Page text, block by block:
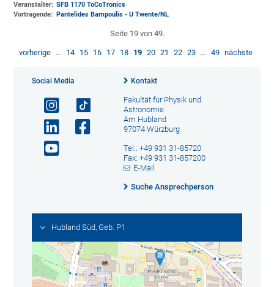
Veranstalter: SFB 1170 ToCoTronics
Vortragende:
Pantelides Bampoulis - U Twente/NL
Seite 19 von 49.
vorherige … 14 15 16 17 18 19 20 21 22 23 … 49 nächste
Social Media Kontakt
Fakultät für Physik und
Astronomie
Am Hubland
97074 Würzburg
Tel.: +49 931 31-85720
Fax: +49 931 31-857200
E-Mail
Suche Ansprechperson
Hubland Süd, Geb. P1